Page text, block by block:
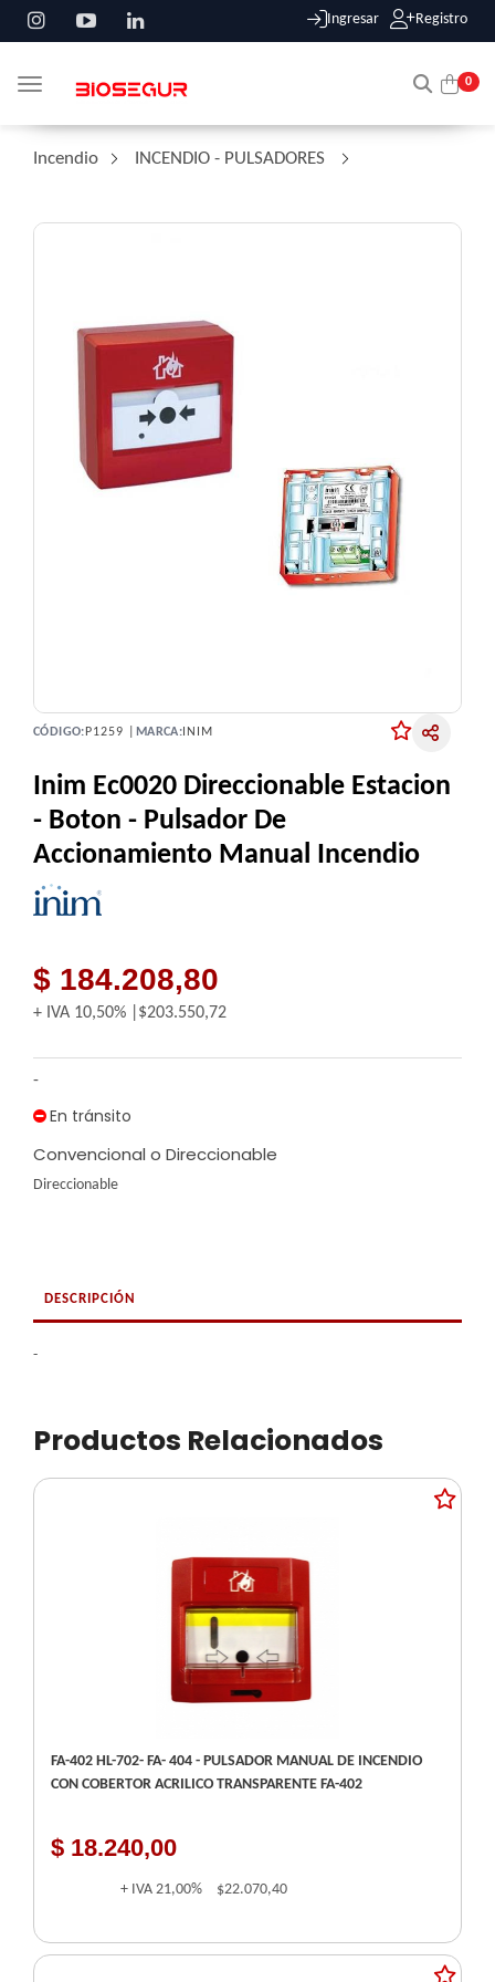
Ingresar Registro
0
Toggle navigation
Incendio INCENDIO - PULSADORES
CÓDIGO: P1259 | MARCA: INIM
Inim Ec0020 Direccionable Estacion
- Boton - Pulsador De
Accionamiento Manual Incendio
$ 184.208,80
+ IVA 10,50% $203.550,72
-
En tránsito
Convencional o Direccionable
Direccionable
DESCRIPCIÓN
-
Productos Relacionados
FA-402 HL-702- FA- 404 - PULSADOR MANUAL DE INCENDIO
CON COBERTOR ACRILICO TRANSPARENTE FA-402
$ 18.240,00
+ IVA 21,00% $22.070,40